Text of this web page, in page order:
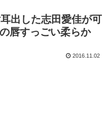
出した志田愛佳が可
唇すっごい柔らか
2016.11.02